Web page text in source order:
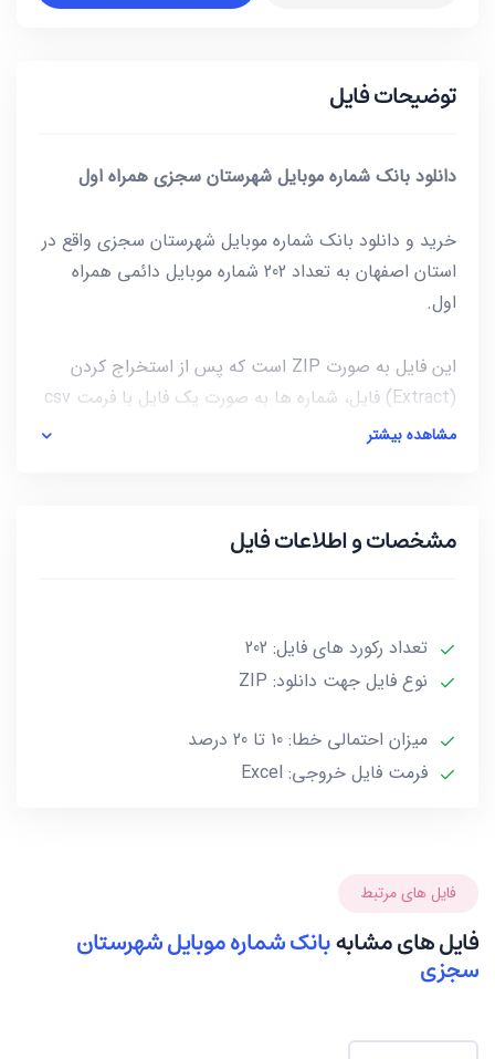
توضیحات فایل
دانلود بانک شماره موبایل شهرستان سجزی همراه اول
خرید و دانلود بانک شماره موبایل شهرستان سجزی واقع در
استان اصفهان به تعداد 202 شماره موبایل دائمی همراه
اول.
این فایل به صورت ZIP است که پس از استخراج کردن
(Extract) فایل، شماره ها به صورت یک فایل با فرمت csv
و حجم این فایل کمتر از 1KB است.
حداکثر 20 درصد خطا داشته باشند.***
مشاهده بیشتر
مشخصات و اطلاعات فایل
تعداد رکورد های فایل: 202
نوع فایل جهت دانلود: ZIP
میزان احتمالی خطا: 10 تا 20 درصد
فرمت فایل خروجی: Excel
فایل های مرتبط
فایل های مشابهبانک شماره موبایل شهرستان
سجزی